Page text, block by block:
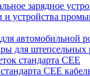
зарядное
и устройства
автомобильной
для штепсельных
стандарта CEE